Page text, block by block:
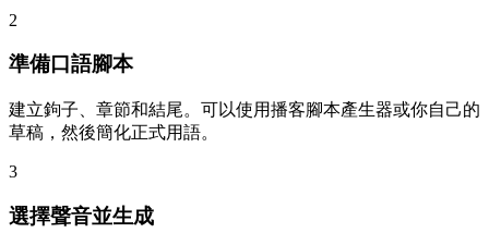
2
準備口語腳本
建立鉤子、章節和結尾。可以使用播客腳本產生器或你自己的
草稿，然後簡化正式用語。
3
選擇聲音並生成